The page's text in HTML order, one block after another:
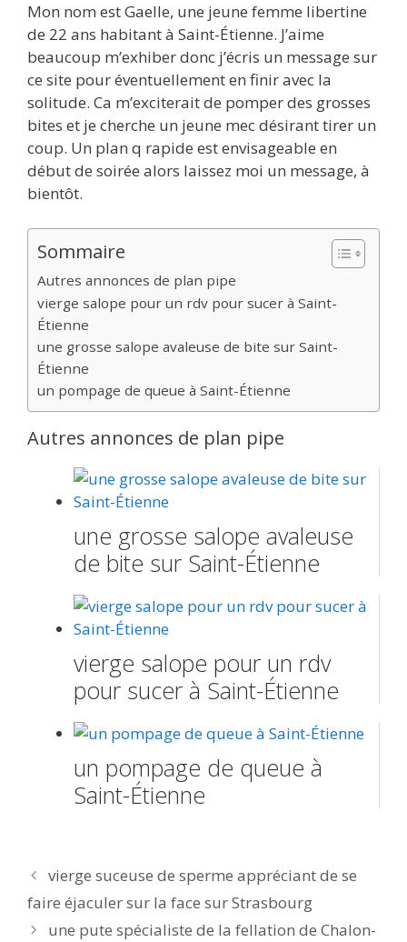
Mon nom est Gaelle, une jeune femme libertine
de 22 ans habitant à Saint-Étienne. J’aime
beaucoup m’exhiber donc j’écris un message sur
ce site pour éventuellement en finir avec la
solitude. Ca m’exciterait de pomper des grosses
bites et je cherche un jeune mec désirant tirer un
coup. Un plan q rapide est envisageable en
début de soirée alors laissez moi un message, à
bientôt.
Sommaire
Autres annonces de plan pipe
vierge salope pour un rdv pour sucer à Saint-
Étienne
une grosse salope avaleuse de bite sur Saint-
Étienne
un pompage de queue à Saint-Étienne
Autres annonces de plan pipe
une grosse salope avaleuse
de bite sur Saint-Étienne
vierge salope pour un rdv
pour sucer à Saint-Étienne
un pompage de queue à
Saint-Étienne
Navigation
des
articles
vierge suceuse de sperme appréciant de se
faire éjaculer sur la face sur Strasbourg
une pute spécialiste de la fellation de Chalon-